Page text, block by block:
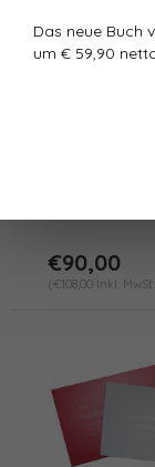
Das neue Buch
um € 59,90
€90,00
(€108,00 Inkl.